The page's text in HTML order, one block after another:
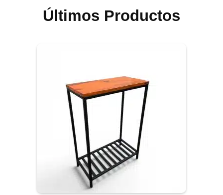
Últimos Productos